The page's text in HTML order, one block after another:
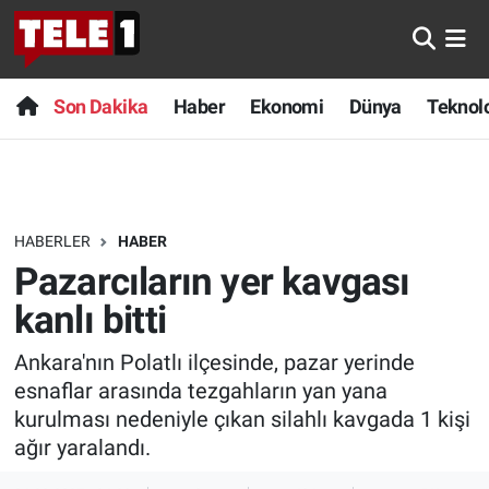
Son Dakika Haber Ekonomi Dünya
HABERLER HABER
Pazarcıların yer kavgası
kanlı bitti
Ankara'nın Polatlı ilçesinde, pazar yerinde
esnaflar arasında tezgahların yan yana
kurulması nedeniyle çıkan silahlı kavgada 1 kişi
ağır yaralandı.
Anında Manşet
Başka Sohbetler
Bilim turu
Bilim ve Teknoloji Evreni
Doğa Konuşuyor
Dünya
Son Dakika
Haber
Dünya
Teknoloji
Sağlık
Spor
Nöbetçi Eczaneler
Hava Durumu
Trafik Durumu
Süper Lig Puan Durumu ve Fikstür
Tüm Manşetler
Son Dakika Haberleri